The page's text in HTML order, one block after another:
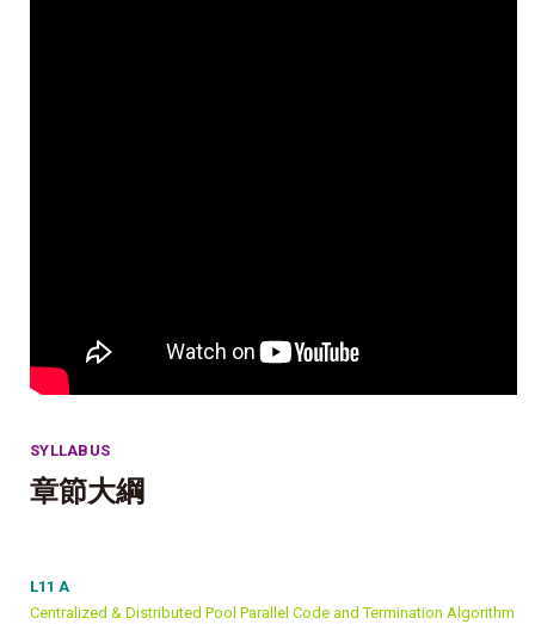
SYLLABUS
章節大綱
L11 A
Centralized & Distributed Pool Parallel Code and Termination Algorithm